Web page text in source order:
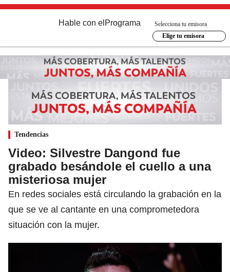
Hable con el Programa
Selecciona tu emisora
Elige tu emisora
Tendencias
Video: Silvestre Dangond fue
grabado besándole el cuello a una
misteriosa mujer
En redes sociales está circulando la grabación en la
que se ve al cantante en una comprometedora
situación con la mujer.